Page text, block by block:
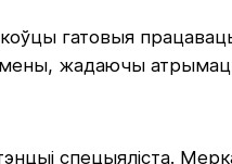
гатовыя
жадаючы
спецыяліста.